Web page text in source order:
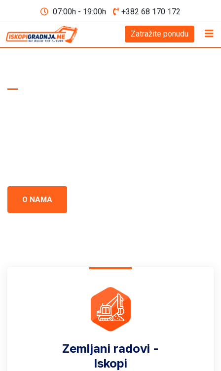
07:00h - 19:00h +382 68 170 172
Zatražite ponudu
O NAMA
Zemljani radovi -
Iskopi